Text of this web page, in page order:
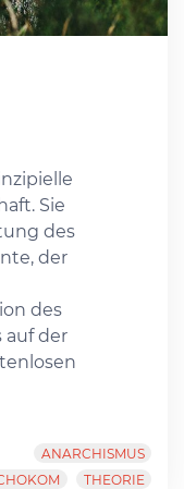
Sie
des
der
des
auf der
ANARCHISMUS
THEORIE